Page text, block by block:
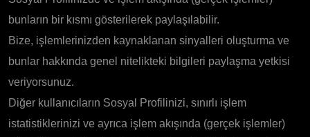
bunların bir kısmı gösterilerek paylaşılabilir.
Bize, işlemlerinizden kaynaklanan sinyalleri oluşturma ve
bunlar hakkında genel nitelikteki bilgileri paylaşma yetkisi
veriyorsunuz.
Diğer kullanıcıların Sosyal Profilinizi, sınırlı işlem
istatistiklerinizi ve ayrıca işlem akışında (gerçek işlemler)